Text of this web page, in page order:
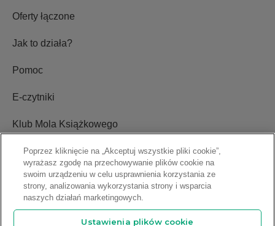
Oferty łączone
Jak to działa?
Pomoc
E-czytniki
Klub Mola Książkowego
Ustawienia plików cookie
Blog
Relacje inwestorskie
Poprzez kliknięcie na „Akceptuj wszystkie pliki cookie”,
wyrażasz zgodę na przechowywanie plików cookie na
swoim urządzeniu w celu usprawnienia korzystania ze
strony, analizowania wykorzystania strony i wsparcia
naszych działań marketingowych.
Ustawienia plików cookie